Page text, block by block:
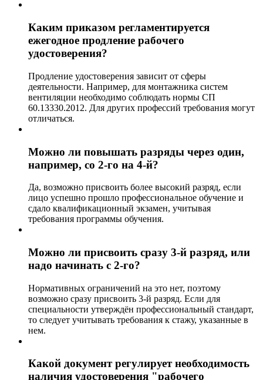
Каким приказом регламентируется
ежегодное продление рабочего
удостоверения?
Продление удостоверения зависит от сферы
деятельности. Например, для монтажника систем
вентиляции необходимо соблюдать нормы СП
60.13330.2012. Для других профессий требования могут
отличаться.
Можно ли повышать разряды через один,
например, со 2-го на 4-й?
Да, возможно присвоить более высокий разряд, если
лицо успешно прошло профессиональное обучение и
сдало квалификационный экзамен, учитывая
требования программы обучения.
Можно ли присвоить сразу 3-й разряд, или
надо начинать с 2-го?
Нормативных ограничений на это нет, поэтому
возможно сразу присвоить 3-й разряд. Если для
специальности утверждён профессиональный стандарт,
то следует учитывать требования к стажу, указанные в
нем.
Какой документ регулирует необходимость
наличия удостоверения "рабочего